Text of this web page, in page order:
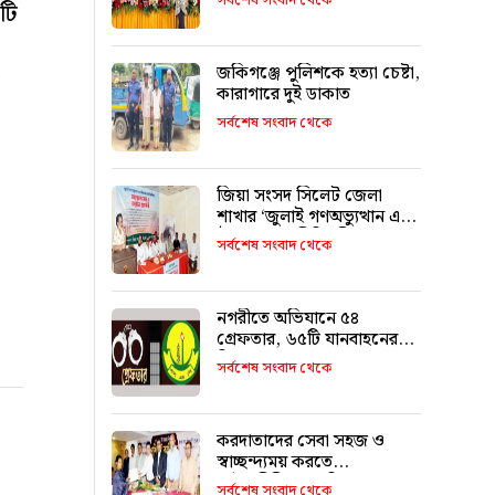
জকিগঞ্জে পুলিশকে হত্যা চেষ্টা,
কারাগারে দুই ডাকাত
সর্বশেষ সংবাদ থেকে
জিয়া সংসদ সিলেট জেলা
শাখার ‘জুলাই গণঅভ্যুত্থান এবং
ঐক্যের রাজনীতি’ শীর্ষক
আলোচনা
সর্বশেষ সংবাদ থেকে
নগরীতে অভিযানে ৫৪
গ্রেফতার, ৬৫টি যানবাহনের
বিরুদ্ধে মামলা
সর্বশেষ সংবাদ থেকে
করদাতাদের সেবা সহজ ও
স্বাচ্ছন্দ্যময় করতে
আইনজীবীদের ভূমিকা